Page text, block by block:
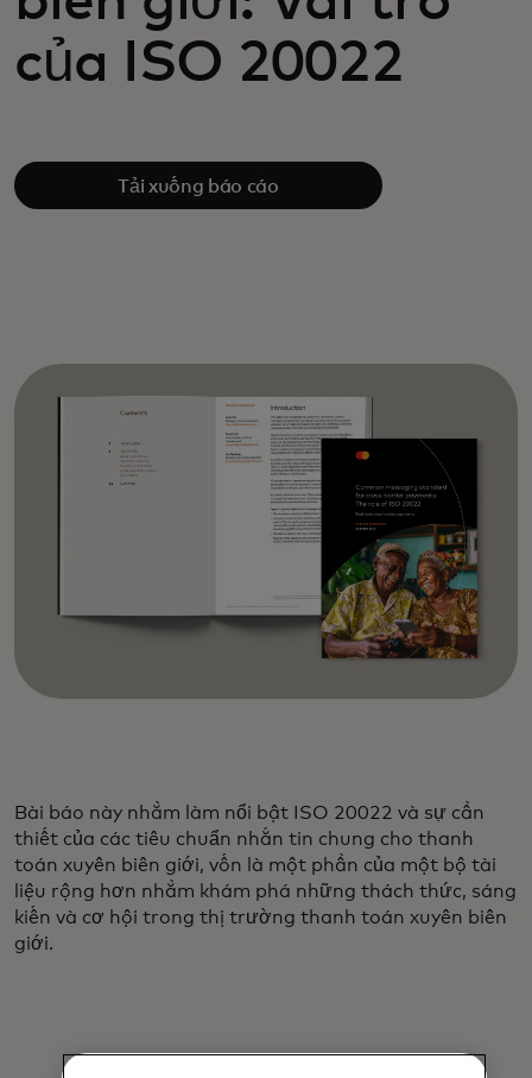
của ISO 20022
Tải xuống báo cáo
Bài báo này nhằm làm nổi bật ISO 20022 và sự cần
thiết của các tiêu chuẩn nhắn tin chung cho thanh
toán xuyên biên giới, vốn là một phần của một bộ tài
liệu rộng hơn nhằm khám phá những thách thức, sáng
kiến và cơ hội trong thị trường thanh toán xuyên biên
giới.